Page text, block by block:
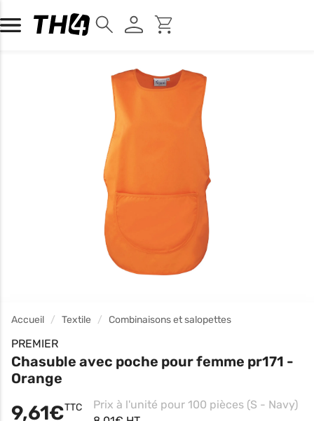
Accueil Textile Combinaisons et salopettes
PREMIER
Chasuble avec poche pour femme pr171 -
Orange
9,61€TTC
Prix à l'unité pour 100 pièces (S - Navy)